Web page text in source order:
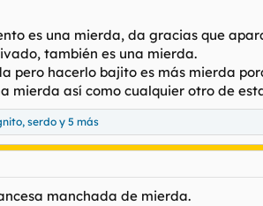
es una mierda, da gracias que
también es una mierda.
pero hacerlo bajito es más mierda
mierda así como cualquier otro de
, serdo y 5 más
manchada de mierda.